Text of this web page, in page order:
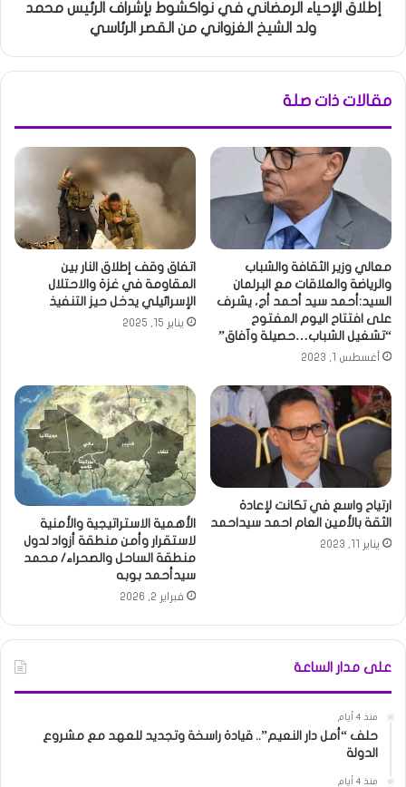
إطلاق الإحياء الرمضاني في نواكشوط بإشراف الرئيس محمد
ولد الشيخ الغزواني من القصر الرئاسي
مقالات ذات صلة
معالي وزير الثقافة والشباب
والرياضة والعلاقات مع البرلمان
السيد:أحمد سيد أحمد أج، يشرف
على افتتاح اليوم المفتوح
“تشغيل الشباب…حصيلة وآفاق”
أغسطس 1, 2023
اتفاق وقف إطلاق النار بين
المقاومة في غزة والاحتلال
الإسرائيلي يدخل حيز التنفيذ
يناير 15, 2025
ارتياح واسع في تكانت لإعادة
الثقة بالأمين العام احمد سيداحمد
يناير 11, 2023
الأهمية الاستراتيجية والأمنية
لاستقرار وأمن منطقة أزواد لدول
منطقة الساحل والصحراء/ محمد
سيدأحمد بوبه
فبراير 2, 2026
على مدار الساعة
منذ 4 أيام
حلف “أمل دار النعيم”.. قيادة راسخة وتجديد للعهد مع مشروع
الدولة
منذ 4 أيام